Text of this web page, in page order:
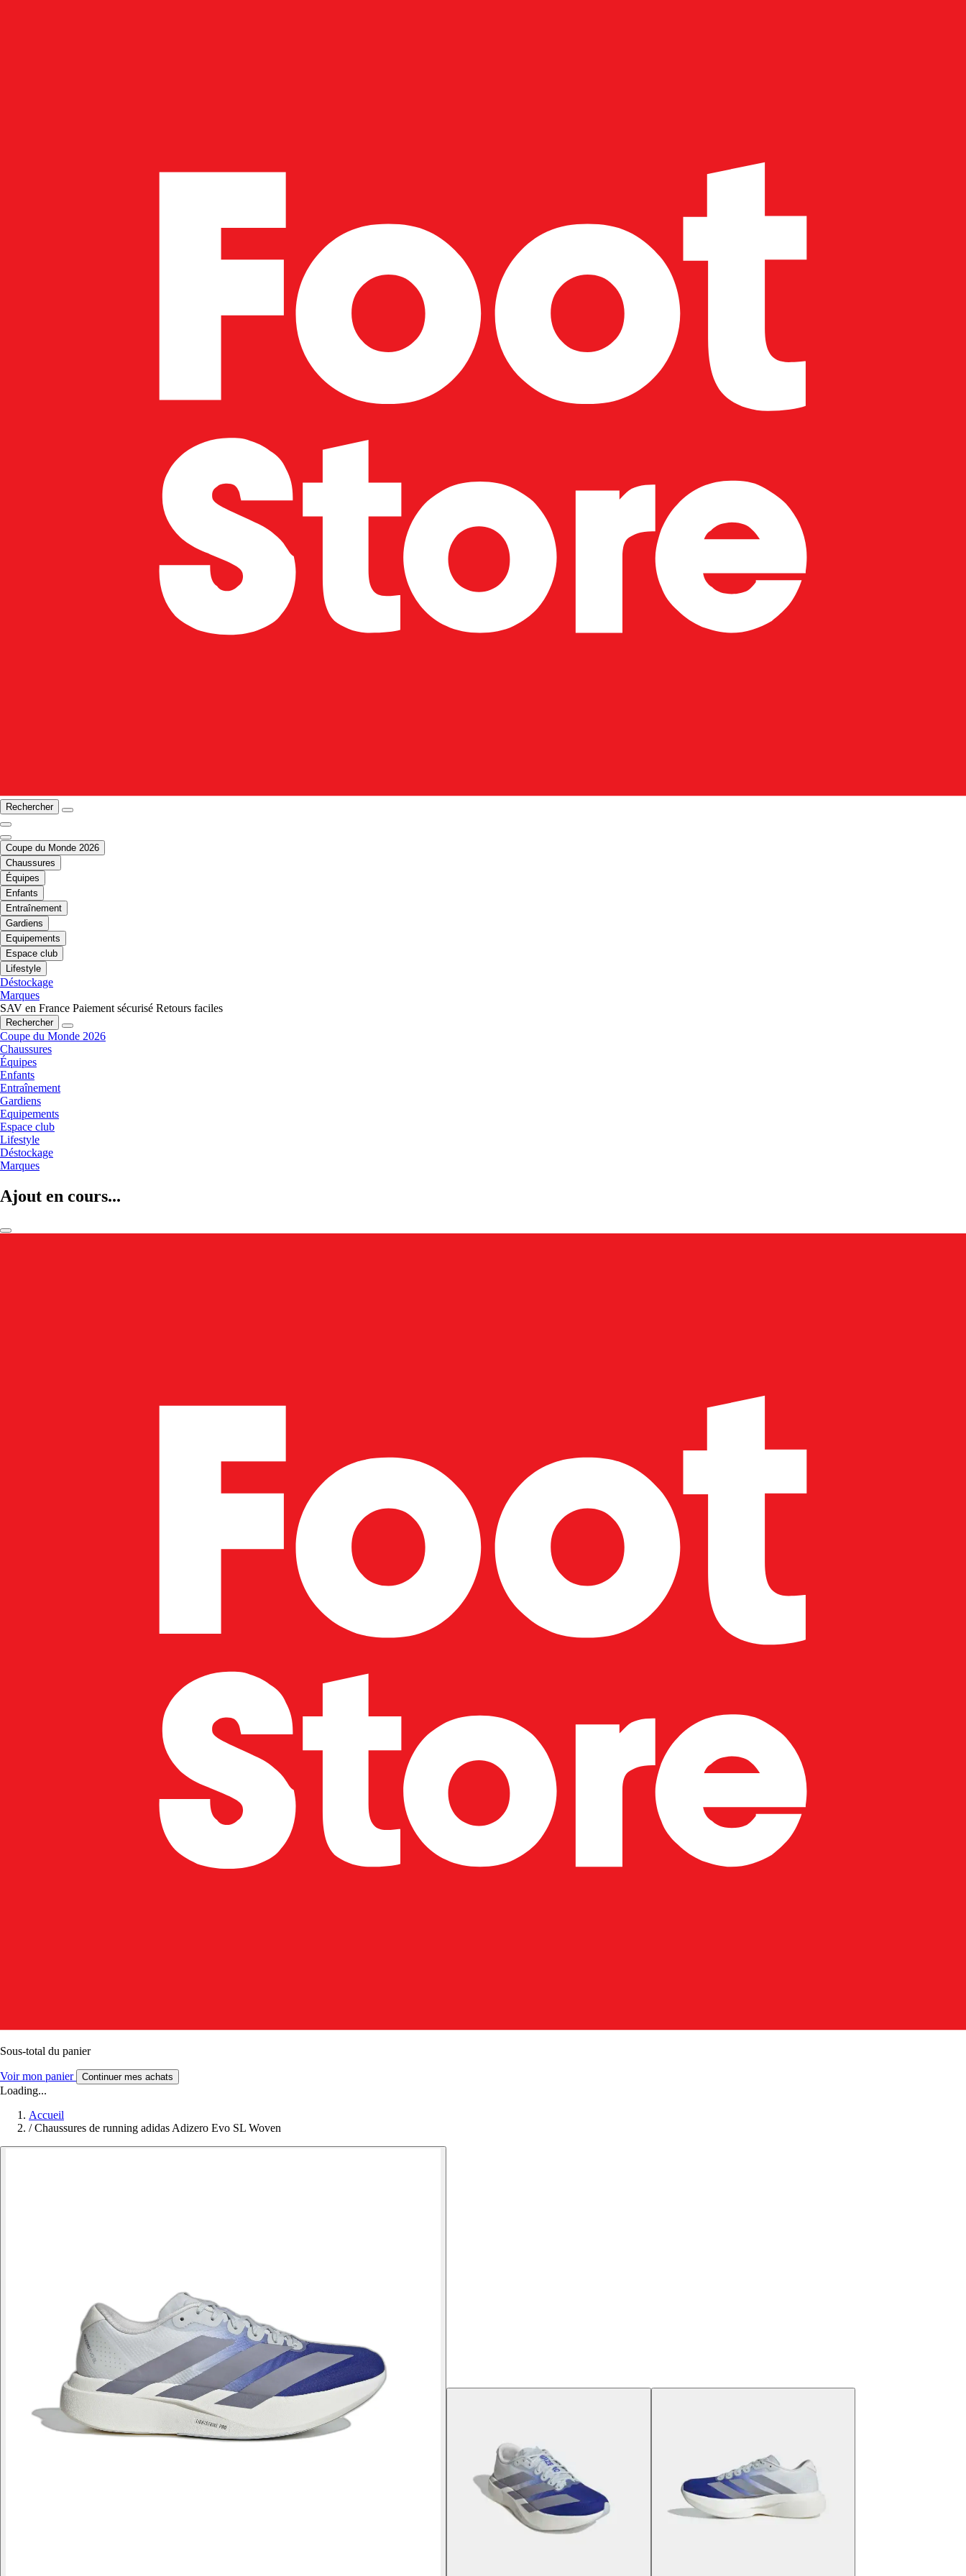
Rechercher
Coupe du Monde 2026
Chaussures
Équipes
Enfants
Entraînement
Gardiens
Equipements
Espace club
Lifestyle
Déstockage
Marques
SAV en France Paiement sécurisé Retours faciles
Rechercher
Coupe du Monde 2026
Chaussures
Équipes
Enfants
Entraînement
Gardiens
Equipements
Espace club
Lifestyle
Déstockage
Marques
Ajout en cours...
Sous-total du panier
Voir mon panier Continuer mes achats
Loading...
Accueil
/ Chaussures de running adidas Adizero Evo SL Woven